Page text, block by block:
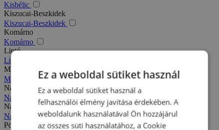
Kisbélic
Kiszucai-Beszkidek
Kiszucai-Beszkidek
Komárno
Komárno
Liptó
Liptó
Magas-Tátra
Magas-Tátra
Nagy-Fátra
Nagy-Fátra
Nagymegyer
Nagymegyer
Podhajska
Ez a weboldal sütiket használ
Ez a weboldal sütiket használ a
felhasználói élmény javítása érdekében. A
weboldalunk használatával Ön hozzájárul
az összes süti használatához, a Cookie